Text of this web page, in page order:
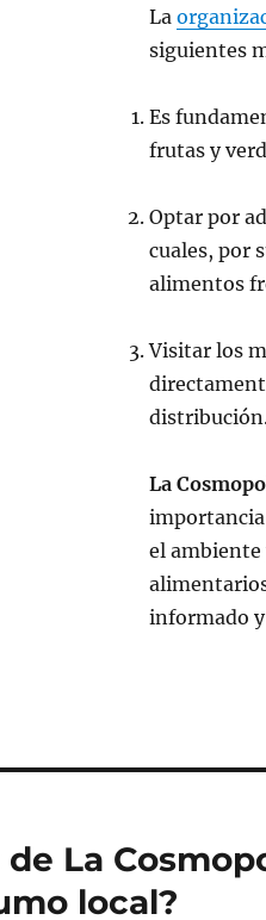
La
siguientes
Es
frutas y
Optar por
cuales, por
alimentos
Visitar los
La
importancia
el ambiente
informado
de La
local?